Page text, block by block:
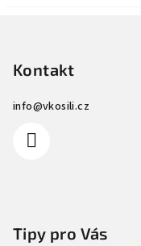
Kontakt
info@vkosili.cz
Tipy pro Vás